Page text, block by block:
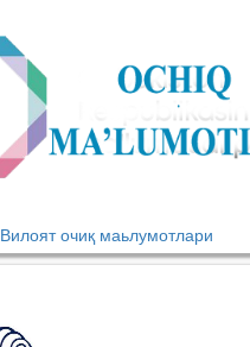
Вилоят очиқ маьлумотлари